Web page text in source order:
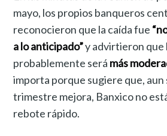
mayo, los propios banqueros
reconocieron que la caída fue
a lo anticipado”y advirtieron que
probablemente será más
importa porque sugiere que, aun
trimestre mejora, Banxico no
rebote rápido.